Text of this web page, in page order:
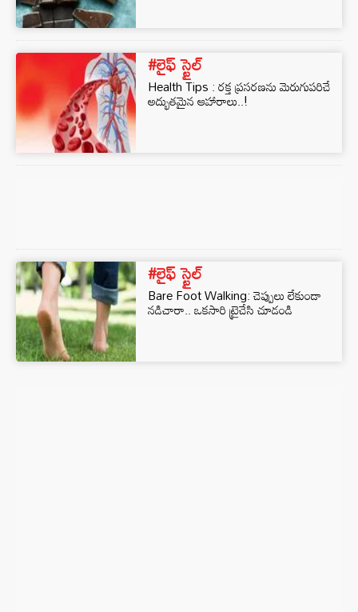
#లైఫ్ స్టైల్
Health Tips : రక్త ప్రసరణను మెరుగుపరిచే
అద్భుతమైన ఆహారాలు..!
#లైఫ్ స్టైల్
Bare Foot Walking: చెప్పులు లేకుండా
నడిచారా.. ఒకసారి ట్రైచేసి చూడండి